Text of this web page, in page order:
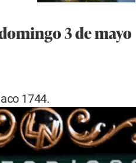
3 de mayo
1744.